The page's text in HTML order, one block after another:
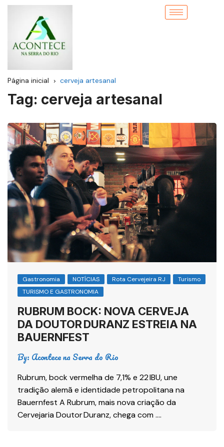
Página inicial cerveja artesanal
Tag: cerveja artesanal
Gastronomia NOTÍCIAS Rota Cervejeira RJ
Turismo
TURISMO E GASTRONOMIA
RUBRUM BOCK: NOVA CERVEJA
DA DOUTOR DURANZ ESTREIA NA
BAUERNFEST
By: Acontece na Serra do Rio
Rubrum, bock vermelha de 7,1% e 22 IBU, une
tradição alemã e identidade petropolitana na
Bauernfest A Rubrum, mais nova criação da
Cervejaria Doutor Duranz, chega com ….